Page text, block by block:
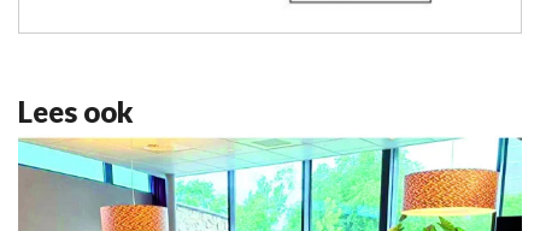
Lees ook